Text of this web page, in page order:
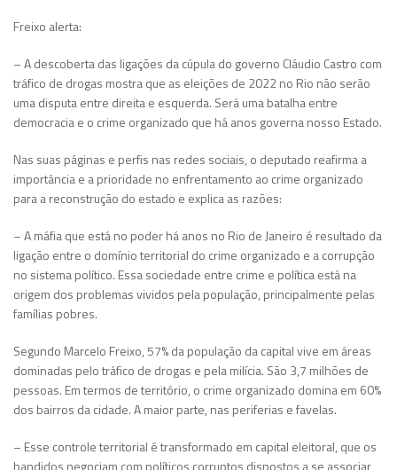
Freixo alerta:
– A descoberta das ligações da cúpula do governo Cláudio Castro com
tráfico de drogas mostra que as eleições de 2022 no Rio não serão
uma disputa entre direita e esquerda. Será uma batalha entre
democracia e o crime organizado que há anos governa nosso Estado.
Nas suas páginas e perfis nas redes sociais, o deputado reafirma a
importância e a prioridade no enfrentamento ao crime organizado
para a reconstrução do estado e explica as razões:
– A máfia que está no poder há anos no Rio de Janeiro é resultado da
ligação entre o domínio territorial do crime organizado e a corrupção
no sistema político. Essa sociedade entre crime e política está na
origem dos problemas vividos pela população, principalmente pelas
famílias pobres.
Segundo Marcelo Freixo, 57% da população da capital vive em áreas
dominadas pelo tráfico de drogas e pela milícia. São 3,7 milhões de
pessoas. Em termos de território, o crime organizado domina em 60%
dos bairros da cidade. A maior parte, nas periferias e favelas.
– Esse controle territorial é transformado em capital eleitoral, que os
bandidos negociam com políticos corruptos dispostos a se associar